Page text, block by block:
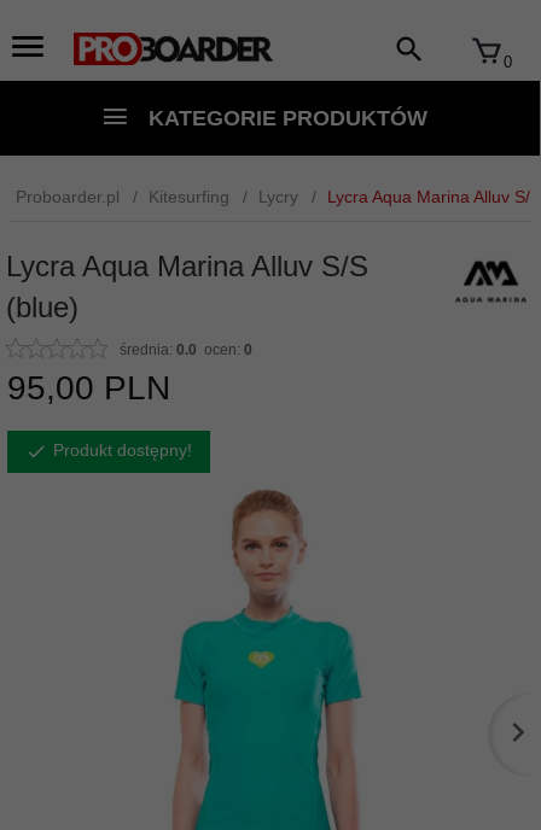
0
KATEGORIE PRODUKTÓW
Proboarder.pl Kitesurfing Lycry Lycra Aqua Marina Alluv S/
Lycra Aqua Marina Alluv S/S
(blue)
średnia: 0.0 ocen: 0
95,00 PLN
Produkt dostępny!